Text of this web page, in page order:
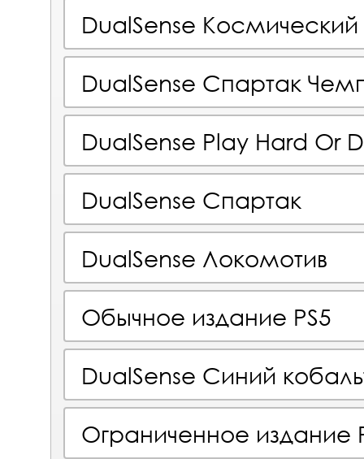
DualSense
DualSense Спартак
DualSense Play Hard Or
DualSense Спартак
DualSense Локомотив
Обычное издание PS5
DualSense Синий
Ограниченное издание